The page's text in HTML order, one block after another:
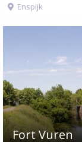
Enspijk
Fort Vuren